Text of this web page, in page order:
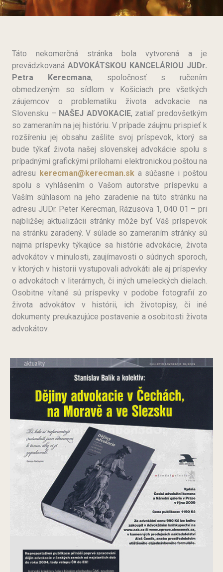
Táto nekomerčná stránka bola vytvorená a je
prevádzkovaná ADVOKÁTSKOU KANCELÁRIOU JUDr.
Petra Kerecmana, spoločnosť s ručením
obmedzeným so sídlom v Košiciach pre všetkých
záujemcov o problematiku života advokacie na
Slovensku – NAŠEJ ADVOKACIE, zatiaľ predovšetkým
so zameraním na jej históriu. V prípade záujmu prispieť k
rozšíreniu jej obsahu zašlite svoj príspevok, ktorý sa
bude týkať života našej slovenskej advokácie spolu s
prípadnými grafickými prílohami elektronickou poštou na
adresu kerecman@kerecman.ska súčasne i poštou
spolu s vyhlásením o Vašom autorstve príspevku a
Vaším súhlasom na jeho zaradenie na túto stránku na
adresu JUDr. Peter Kerecman, Rázusova 1, 040 01 – pri
najbližšej aktualizácii stránky môže byť Váš príspevok
na stránku zaradený. V súlade so zameraním stránky sú
najmä príspevky týkajúce sa histórie advokácie, života
advokátov v minulosti, zaujímavosti o súdnych sporoch,
v ktorých v historii vystupovali advokáti ale aj príspevky
o advokátoch v literárnych, či iných umeleckých dielach.
Osobitne vítané sú príspevky v podobe fotografií zo
života advokátov v histórii, ich životopisy, či iné
dokumenty preukazujúce postavenie a osobitosti života
advokátov.